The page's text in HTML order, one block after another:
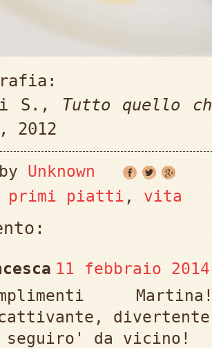
S., Tutto quello
2012
Unknown
primi piatti , vita
11 febbraio
da vicino!